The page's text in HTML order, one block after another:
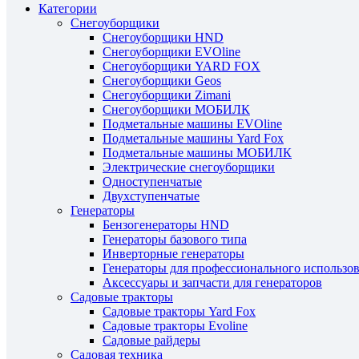
Категории
Снегоуборщики
Снегоуборщики HND
Снегоуборщики EVOline
Снегоуборщики YARD FOX
Снегоуборщики Geos
Снегоуборщики Zimani
Снегоуборщики МОБИЛК
Подметальные машины EVOline
Подметальные машины Yard Fox
Подметальные машины МОБИЛК
Электрические снегоуборщики
Одноступенчатые
Двухступенчатые
Генераторы
Бензогенераторы HND
Генераторы базового типа
Инверторные генераторы
Генераторы для профессионального
Аксессуары и запчасти для генераторов
Садовые тракторы
Садовые тракторы Yard Fox
Садовые тракторы Evoline
Садовые райдеры
Садовая техника